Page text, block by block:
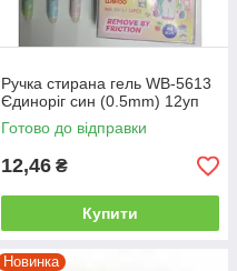
Ручка стирана гель WB-5613
Єдиноріг син (0.5mm) 12уп
Готово до відправки
12,46 ₴
Купити
Новинка